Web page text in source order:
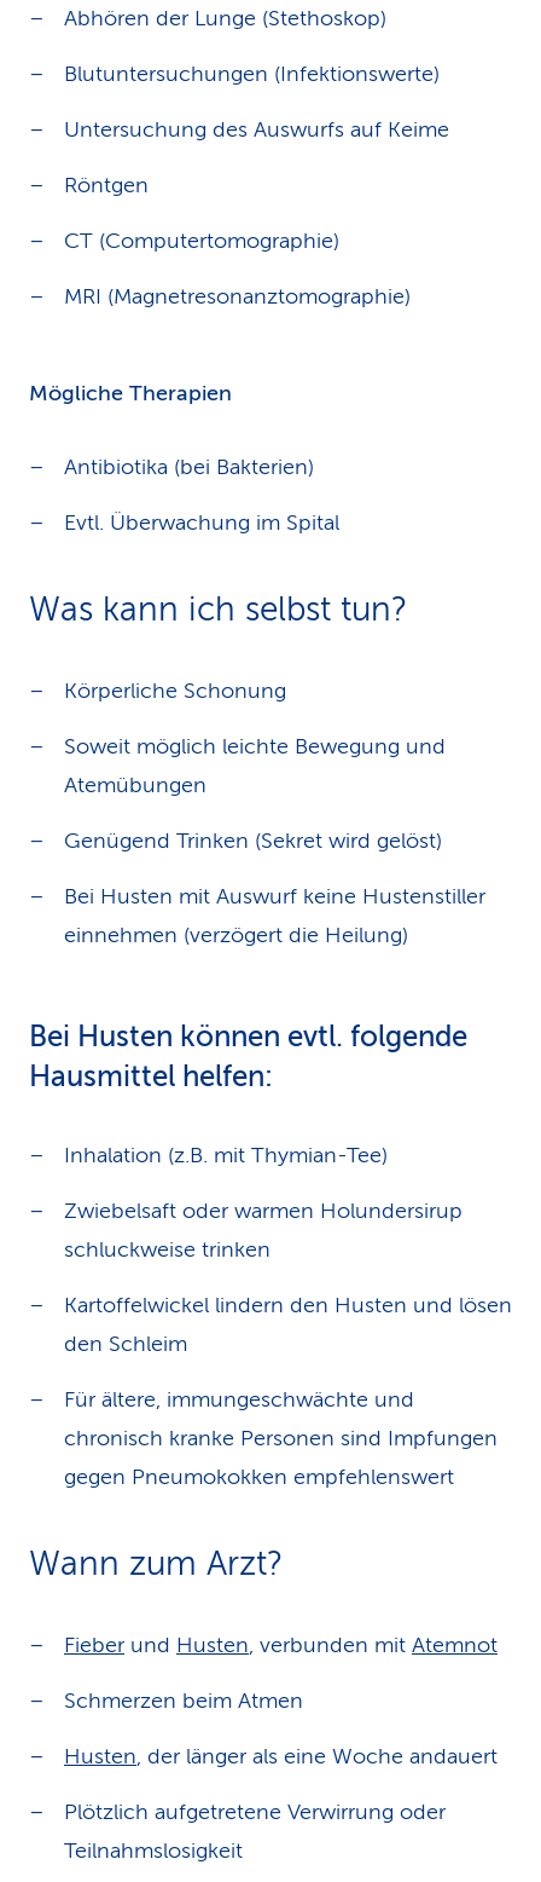
Abhören der Lunge (Stethoskop)
Blutuntersuchungen (Infektionswerte)
Untersuchung des Auswurfs auf Keime
Röntgen
CT (Computertomographie)
MRI (Magnetresonanztomographie)
Mögliche Therapien
Antibiotika (bei Bakterien)
Evtl. Überwachung im Spital
Was kann ich selbst tun?
Körperliche Schonung
Soweit möglich leichte Bewegung und
Atemübungen
Genügend Trinken (Sekret wird gelöst)
Bei Husten mit Auswurf keine Hustenstiller
einnehmen (verzögert die Heilung)
Bei Husten können evtl. folgende
Hausmittel helfen:
Inhalation (z.B. mit Thymian-Tee)
Zwiebelsaft oder warmen Holundersirup
schluckweise trinken
Kartoffelwickel lindern den Husten und lösen
den Schleim
Für ältere, immungeschwächte und
chronisch kranke Personen sind Impfungen
gegen Pneumokokken empfehlenswert
Wann zum Arzt?
Fieber und Husten, verbunden mit Atemnot
Schmerzen beim Atmen
Husten, der länger als eine Woche andauert
Plötzlich aufgetretene Verwirrung oder
Teilnahmslosigkeit